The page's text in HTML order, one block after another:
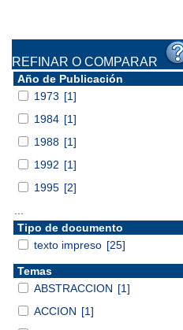
REFINAR O COMPARAR
Año de Publicación
1973 [1]
1984 [1]
1988 [1]
1992 [1]
1995 [2]
Tipo de documento
texto impreso [25]
Temas
ABSTRACCION [1]
ACCION [1]